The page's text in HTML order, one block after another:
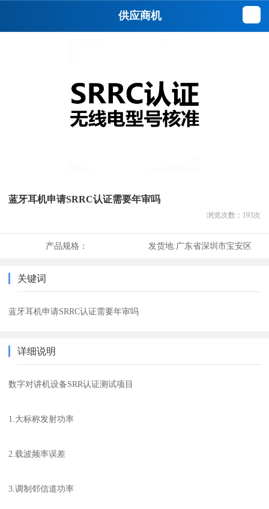
供应商机
蓝牙耳机申请SRRC认证需要年审吗
浏览次数： 193次
产品规格： 发货地:广东省深圳市宝安区
关键词
蓝牙耳机申请SRRC认证需要年审吗
详细说明
数字对讲机设备SRR认证测试项目
1.大标称发射功率
2.载波频率误差
3.调制邻信道功率